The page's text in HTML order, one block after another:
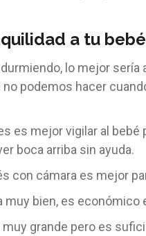
a tu
lo mejor
podemos hacer
es mejor vigilar al bebé
boca arriba sin ayuda.
con cámara es mejor
muy bien, es
muy grande pero es